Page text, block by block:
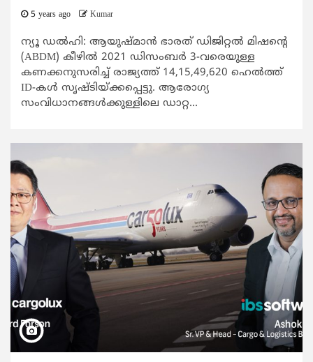
5 years ago Kumar
ന്യൂ ഡൽഹി: ആയുഷ്മാൻ ഭാരത് ഡിജിറ്റൽ മിഷന്റെ
(ABDM) കീഴിൽ 2021 ഡിസംബർ 3-വരെയുള്ള
കണക്കനുസരിച്ച് രാജ്യത്ത് 14,15,49,620 ഹെൽത്ത്
ID-കൾ സൃഷ്ടിയ്ക്കപ്പെട്ടു. ആരോഗ്യ
സംവിധാനങ്ങൾക്കുള്ളിലെ ഡാറ്റ...